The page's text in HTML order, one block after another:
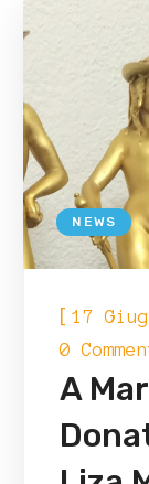
NEWS
[17
0
A